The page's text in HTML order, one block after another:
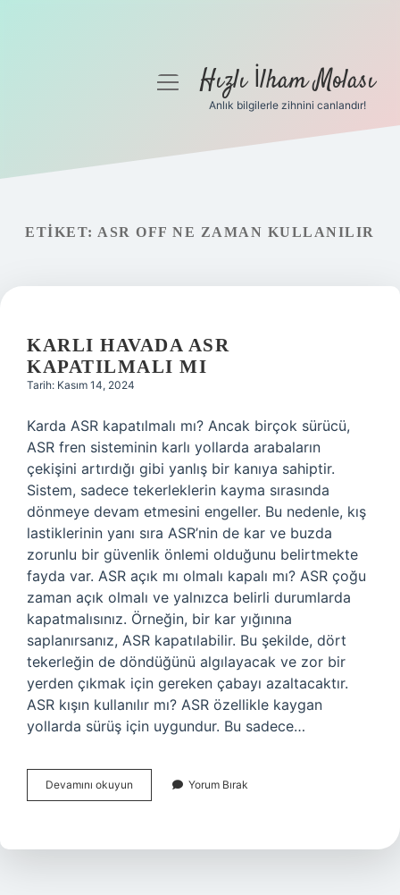
Gizlilik Politikası
menüyüHızlı İlham Molası
Anlık bilgilerle zihnini canlandır!
ETIKET: ASR OFF NE ZAMAN KULLANILIR
KARLI HAVADA ASR
KAPATILMALI MI
Tarih: Kasım 14, 2024
Karda ASR kapatılmalı mı? Ancak birçok sürücü,
ASR fren sisteminin karlı yollarda arabaların
çekişini artırdığı gibi yanlış bir kanıya sahiptir.
Sistem, sadece tekerleklerin kayma sırasında
dönmeye devam etmesini engeller. Bu nedenle, kış
lastiklerinin yanı sıra ASR’nin de kar ve buzda
zorunlu bir güvenlik önlemi olduğunu belirtmekte
fayda var. ASR açık mı olmalı kapalı mı? ASR çoğu
zaman açık olmalı ve yalnızca belirli durumlarda
kapatmalısınız. Örneğin, bir kar yığınına
saplanırsanız, ASR kapatılabilir. Bu şekilde, dört
tekerleğin de döndüğünü algılayacak ve zor bir
yerden çıkmak için gereken çabayı azaltacaktır.
ASR kışın kullanılır mı? ASR özellikle kaygan
yollarda sürüş için uygundur. Bu sadece…
Devamını okuyun
Havada
Mı
Yorum Bırak